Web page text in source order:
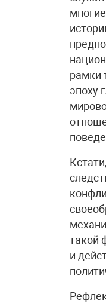
рамки
эпоху
такой
и